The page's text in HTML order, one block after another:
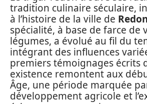
tradition culinaire séculaire,
à l’histoire de la ville de Redon
spécialité, à base de farce de
légumes, a évolué au fil du
intégrant des influences
premiers témoignages écrits
existence remontent aux
Âge, une période marquée
développement agricole et